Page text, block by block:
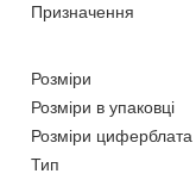
Призначення
Розміри
Розміри в упаковці
Розміри циферблата
Тип